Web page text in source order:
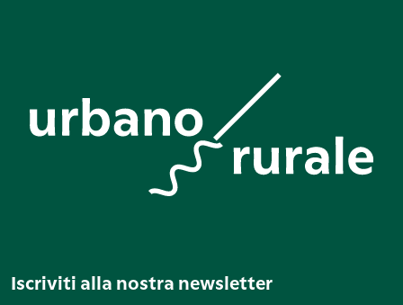
Iscriviti alla nostra newsletter